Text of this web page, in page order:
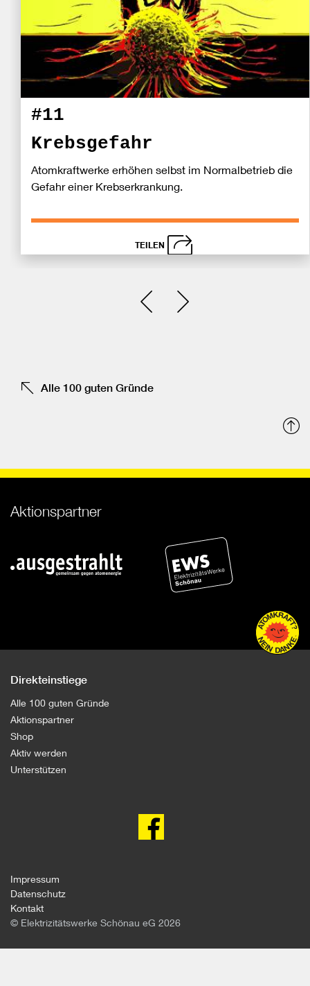
#11
Krebsgefahr
Atomkraftwerke erhöhen selbst im Normalbetrieb die
Gefahr einer Krebserkrankung.
TEILEN
Einen Slide zurück
Einen Slide vor
Alle 100 guten Gründe
Aktionspartner
Direkteinstiege
Alle 100 guten Gründe
Aktionspartner
Shop
Aktiv werden
Unterstützen
Impressum
Datenschutz
Kontakt
© Elektrizitätswerke Schönau eG 2026